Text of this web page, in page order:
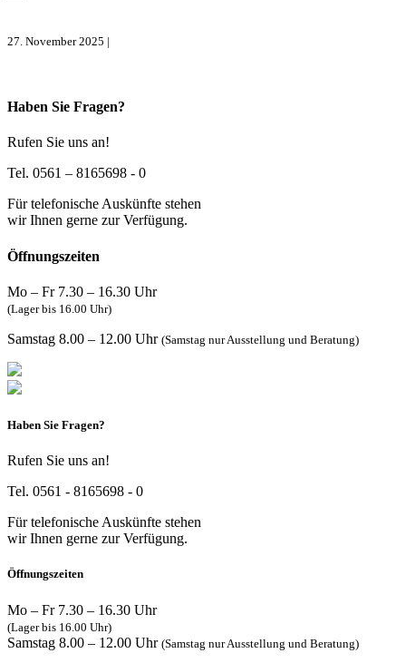
27. November 2025 |
Haben Sie Fragen?
Rufen Sie uns an!
Tel. 0561 – 8165698 - 0
Für telefonische Auskünfte stehen
wir Ihnen gerne zur Verfügung.
Öffnungszeiten
Mo – Fr 7.30 – 16.30 Uhr
(Lager bis 16.00 Uhr)
Samstag 8.00 – 12.00 Uhr (Samstag nur Ausstellung und Beratung)
Haben Sie Fragen?
Rufen Sie uns an!
Tel. 0561 - 8165698 - 0
Für telefonische Auskünfte stehen
wir Ihnen gerne zur Verfügung.
Öffnungszeiten
Mo – Fr 7.30 – 16.30 Uhr
(Lager bis 16.00 Uhr)
Samstag 8.00 – 12.00 Uhr (Samstag nur Ausstellung und Beratung)